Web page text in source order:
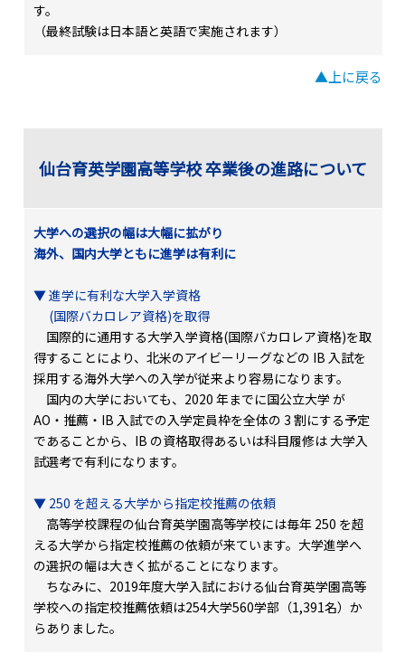
す。
（最終試験は日本語と英語で実施されます）
▲上に戻る
仙台育英学園高等学校 卒業後の進路について
大学への選択の幅は大幅に拡がり
海外、国内大学ともに進学は有利に
▼ 進学に有利な大学入学資格
(国際バカロレア資格)を取得
国際的に通用する大学入学資格(国際バカロレア資格)を取
得することにより、北米のアイビーリーグなどの IB 入試を
採用する海外大学への入学が従来より容易になります。
国内の大学においても、2020 年までに国公立大学 が
AO・推薦・IB 入試での入学定員枠を全体の 3 割にする予定
であることから、IB の資格取得あるいは科目履修は 大学入
試選考で有利になります。
▼ 250 を超える大学から指定校推薦の依頼
高等学校課程の仙台育英学園高等学校には毎年 250 を超
える大学から指定校推薦の依頼が来ています。大学進学へ
の選択の幅は大きく拡がることになります。
ちなみに、2019年度大学入試における仙台育英学園高等
学校への指定校推薦依頼は254大学560学部（1,391名）か
らありました。